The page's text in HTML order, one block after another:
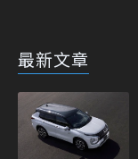
最新文章